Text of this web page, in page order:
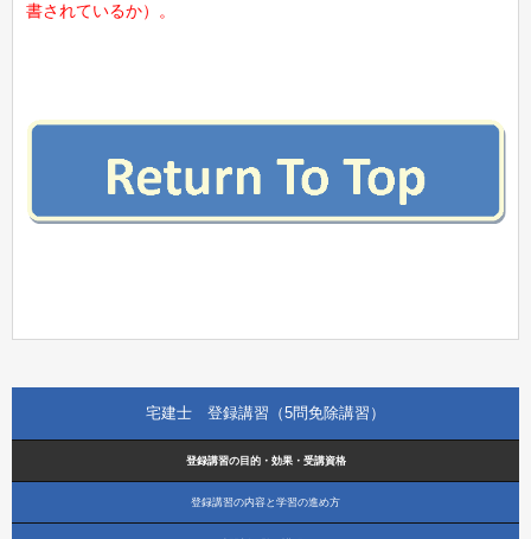
書されているか）。
宅建士 登録講習（5問免除講習）
登録講習の目的・効果・受講資格
登録講習の内容と学習の進め方